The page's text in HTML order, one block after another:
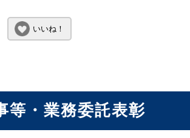
いいね！
等・業務委託表彰